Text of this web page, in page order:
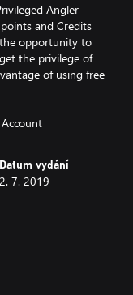
Angler
and Credits
opportunity to
the privilege of
of using free
Account
Datum vydání
2. 7. 2019